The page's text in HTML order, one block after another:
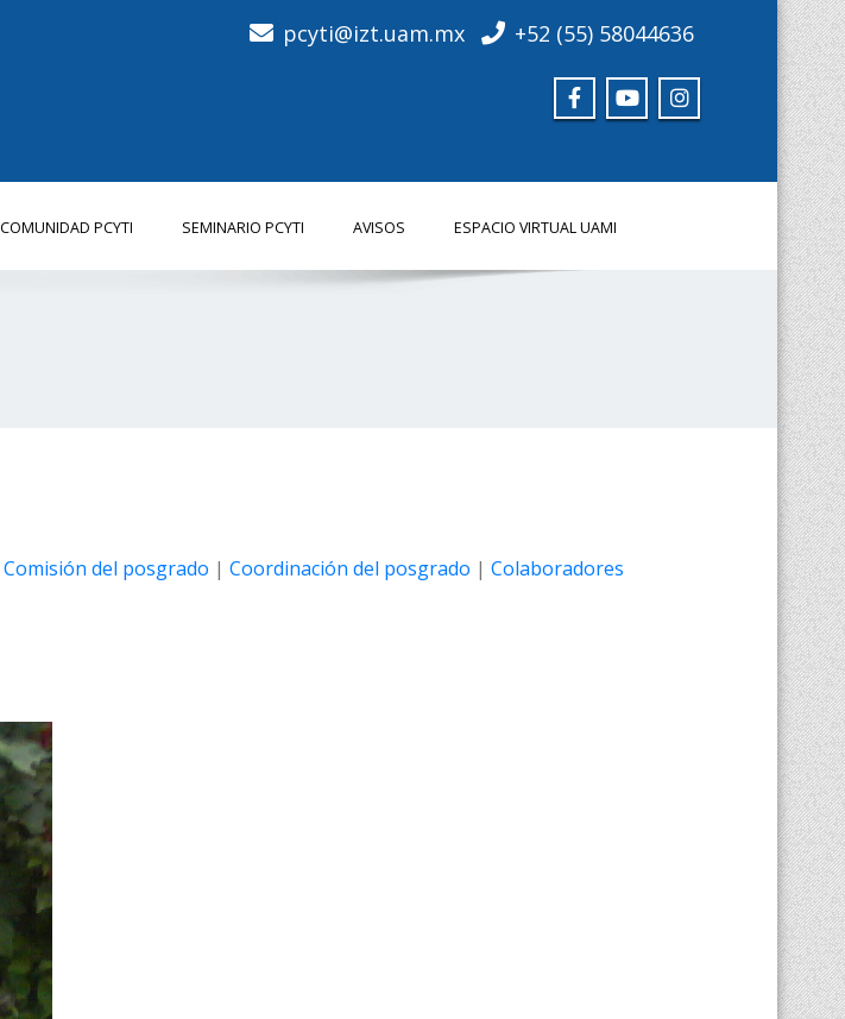
pcyti@izt.uam.mx +52 (55) 58044636
COMUNIDAD PCYTI SEMINARIO PCYTI AVISOS ESPACIO VIRTUAL UAMI
Comisión del posgrado | Coordinación del posgrado | Colaboradores